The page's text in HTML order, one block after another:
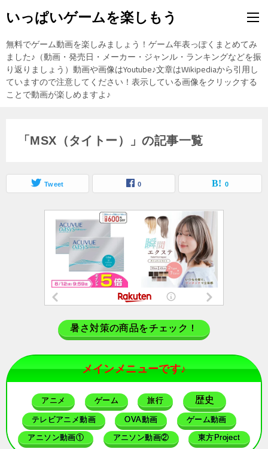
いっぱいゲームを楽しもう
無料でゲーム動画を楽しみましょう！ゲーム年表っぽくまとめてみ
ました♪（動画・発売日・メーカー・ジャンル・ランキングなどを振
り返りましょう）動画や画像はYoutube♪文章はWikipediaから引用し
ていますので注意してください！表示している画像をクリックする
ことで動画が楽しめますよ♪
「MSX（タイトー）」の記事一覧
Tweet 0 0
暑さ対策の商品をチェック！
メインメニューです♪
アニメ ゲーム 旅行 歴史
テレビアニメ動画 OVA動画 ゲーム動画
アニソン動画① アニソン動画② 東方Project